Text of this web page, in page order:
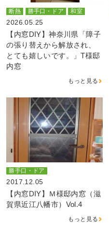
断熱 勝手口・ドア 和室
2026.05.25
【内窓DIY】神奈川県「障子
の張り替えから解放され、
とても嬉しいです。」T様邸
内窓
もっと見る
勝手口・ドア
2017.12.05
【内窓DIY】Ｍ様邸内窓（滋
賀県近江八幡市）Vol.4
もっと見る